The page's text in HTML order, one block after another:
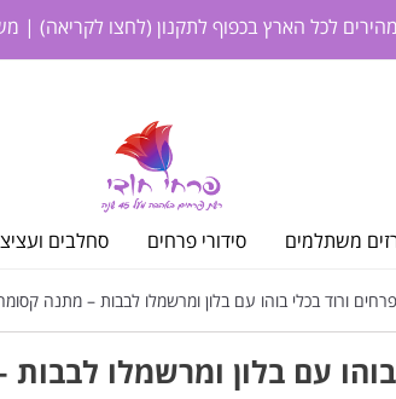
לכל הארץ בכפוף לתקנון (לחצו לקריאה) |
משתלמים סידורי פרחים סחלבים
ורוד בכלי בוהו עם בלון ומרשמלו לבבות – מתנה
בוהו עם בלון ומרשמלו